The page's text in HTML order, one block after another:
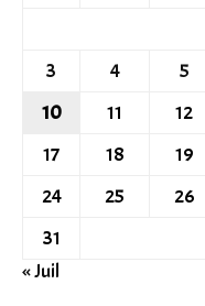
3
4 5
10
11 12
17
18 19
24
25 26
31
« Juil